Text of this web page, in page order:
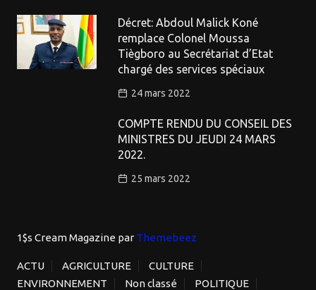
Décret: Abdoul Malick Koné
remplace Colonel Moussa
Tiègboro au Secrétariat d’Etat
chargé des services spéciaux
24 mars 2022
COMPTE RENDU DU CONSEIL DES
MINISTRES DU JEUDI 24 MARS
2022.
25 mars 2022
1$s Cream Magazine par Themebeez
ACTU AGRICULTURE
CULTURE
ENVIRONNEMENT
Non classé POLITIQUE